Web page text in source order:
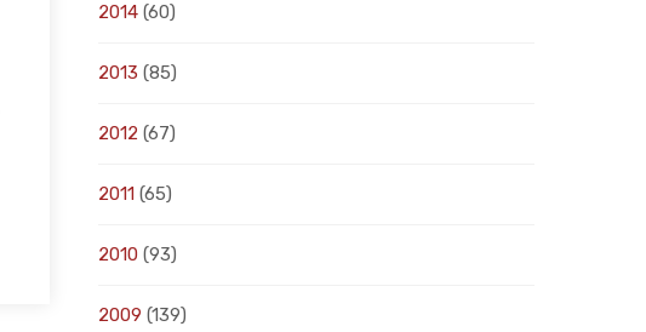
2014(60)
2013 (85)
2012 (67)
2011(65)
2010(93)
2009 (139)